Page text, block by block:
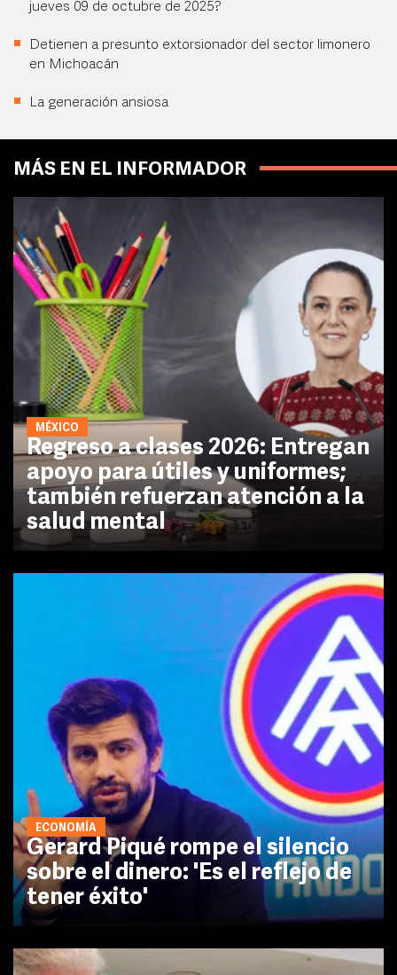
jueves 09 de octubre de 2025?
Detienen a presunto extorsionador del sector limonero
en Michoacán
La generación ansiosa
MÁS EN EL INFORMADOR
MÉXICO
Regreso a clases 2026: Entregan
apoyo para útiles y uniformes;
también refuerzan atención a la
salud mental
ECONOMÍA
Gerard Piqué rompe el silencio
sobre el dinero: 'Es el reflejo de
tener éxito'